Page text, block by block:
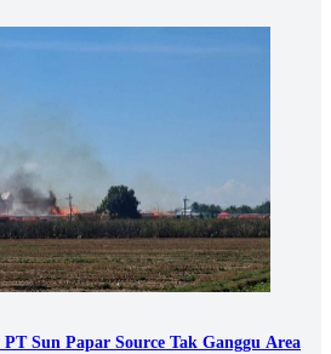
Sun Papar Source Tak Ganggu Area